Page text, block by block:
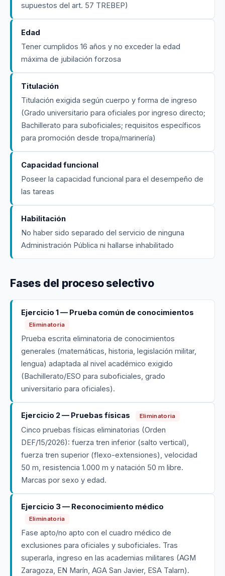
supuestos del art. 57 TREBEP)
Edad
Tener cumplidos 16 años y no exceder la edad
máxima de jubilación forzosa
Titulación
Titulación exigida según cuerpo y forma de ingreso
(Grado universitario para oficiales por ingreso directo;
Bachillerato para suboficiales; requisitos específicos
para promoción desde tropa/marinería)
Capacidad funcional
Poseer la capacidad funcional para el desempeño de
las tareas
Habilitación
No haber sido separado del servicio de ninguna
Administración Pública ni hallarse inhabilitado
Fases del proceso selectivo
Ejercicio 1 — Prueba común de conocimientos
Eliminatoria
Prueba escrita eliminatoria de conocimientos
generales (matemáticas, historia, legislación militar,
lengua) adaptada al nivel académico exigido
(Bachillerato/ESO para suboficiales, grado
universitario para oficiales).
Ejercicio 2 — Pruebas físicas Eliminatoria
Cinco pruebas físicas eliminatorias (Orden
DEF/15/2026): fuerza tren inferior (salto vertical),
fuerza tren superior (flexo-extensiones), velocidad
50 m, resistencia 1.000 m y natación 50 m libre.
Marcas por sexo y edad.
Ejercicio 3 — Reconocimiento médico
Eliminatoria
Fase apto/no apto con el cuadro médico de
exclusiones para oficiales y suboficiales. Tras
superarla, ingreso en las academias militares (AGM
Zaragoza, EN Marín, AGA San Javier, ESA Talarn).